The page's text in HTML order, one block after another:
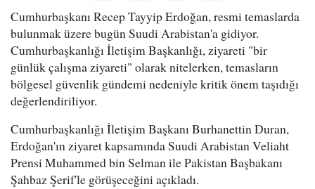
Cumhurbaşkanı Recep Tayyip Erdoğan, resmi temaslarda
bulunmak üzere bugün Suudi Arabistan'a gidiyor.
Cumhurbaşkanlığı İletişim Başkanlığı, ziyareti "bir
günlük çalışma ziyareti" olarak nitelerken, temasların
bölgesel güvenlik gündemi nedeniyle kritik önem taşıdığı
değerlendiriliyor.
Cumhurbaşkanlığı İletişim Başkanı Burhanettin Duran,
Erdoğan'ın ziyaret kapsamında Suudi Arabistan Veliaht
Prensi Muhammed bin Selman ile Pakistan Başbakanı
Şahbaz Şerif'le görüşeceğini açıkladı.